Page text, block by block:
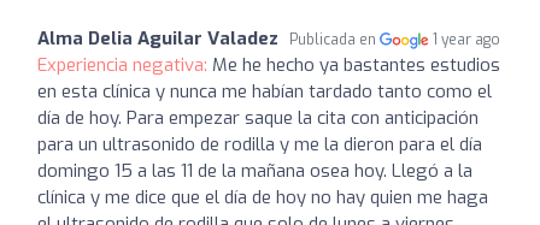
Alma Delia Aguilar Valadez Publicada en 1 year ago
Experiencia negativa: Me he hecho ya bastantes estudios
en esta clínica y nunca me habían tardado tanto como el
día de hoy. Para empezar saque la cita con anticipación
para un ultrasonido de rodilla y me la dieron para el día
domingo 15 a las 11 de la mañana osea hoy. Llegó a la
clínica y me dice que el día de hoy no hay quien me haga